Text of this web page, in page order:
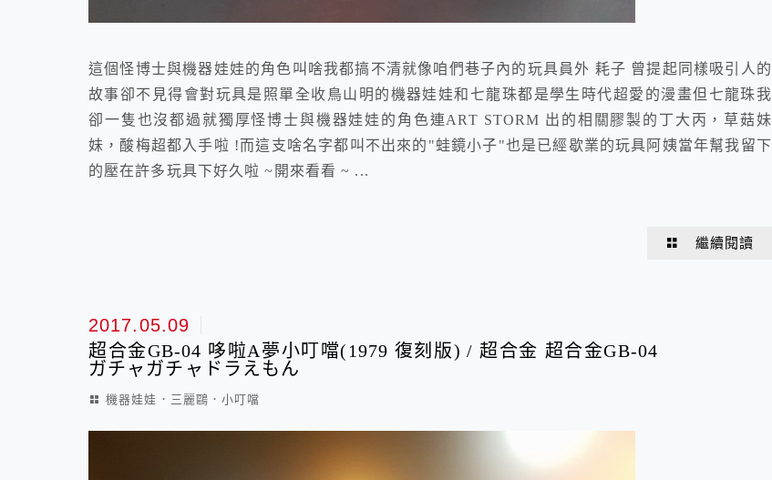
這個怪博士與機器娃娃的角色叫啥我都搞不清就像咱們巷子內的玩具員外 耗子 曾提起同樣吸引人的
故事卻不見得會對玩具是照單全收鳥山明的機器娃娃和七龍珠都是學生時代超愛的漫畫但七龍珠我
卻一隻也沒都過就獨厚怪博士與機器娃娃的角色連ART STORM 出的相關膠製的丁大丙，草菇妹
妹，酸梅超都入手啦 !而這支啥名字都叫不出來的"蛙鏡小子"也是已經歇業的玩具阿姨當年幫我留下
的壓在許多玩具下好久啦 ~開來看看 ~ ...
繼續閱讀
2017.05.09
超合金GB-04 哆啦A夢小叮噹(1979 復刻版) / 超合金 超合金GB-04
ガチャガチャドラえもん
機器娃娃．三麗鷗．小叮噹